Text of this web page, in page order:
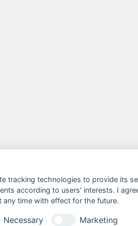
tracking technologies to provide its
according to users' interests. I
any time with effect for the future.
Necessary Marketing